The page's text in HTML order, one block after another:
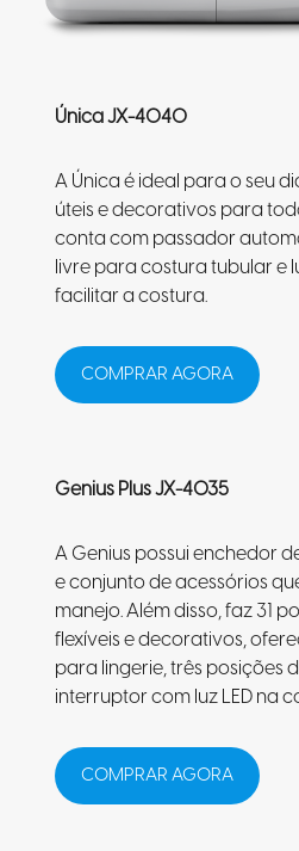
Única JX-4040
A Única é ideal para o seu
úteis e decorativos para
conta com passador
livre para costura tubular e
facilitar a costura.
COMPRAR AGORA
Genius Plus JX-4035
A Genius possui enchedor
e conjunto de acessórios
manejo. Além disso, faz 31
flexíveis e decorativos,
para lingerie, três posições
interruptor com luz LED na
COMPRAR AGORA